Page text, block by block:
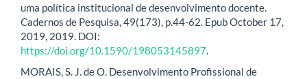
uma política institucional de desenvolvimento docente.
Cadernos de Pesquisa, 49(173), p.44-62. Epub October 17,
2019, 2019. DOI:
https://doi.org/10.1590/198053145897
MORAIS, S. J. de O. Desenvolvimento Profissional de